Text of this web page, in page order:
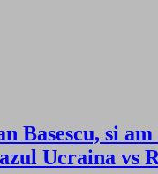
Basescu, si
Ucraina vs